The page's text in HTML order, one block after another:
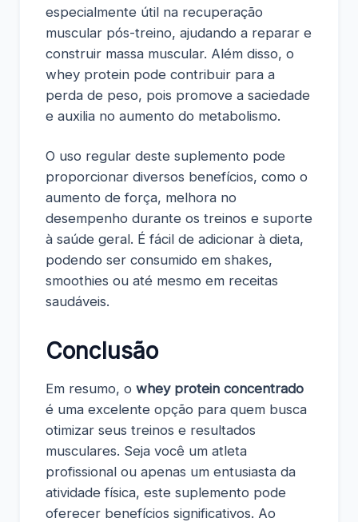
especialmente útil na recuperação
muscular pós-treino, ajudando a reparar e
construir massa muscular. Além disso, o
whey protein pode contribuir para a
perda de peso, pois promove a saciedade
e auxilia no aumento do metabolismo.
O uso regular deste suplemento pode
proporcionar diversos benefícios, como o
aumento de força, melhora no
desempenho durante os treinos e suporte
à saúde geral. É fácil de adicionar à dieta,
podendo ser consumido em shakes,
smoothies ou até mesmo em receitas
saudáveis.
Conclusão
Em resumo, o whey protein concentrado
é uma excelente opção para quem busca
otimizar seus treinos e resultados
musculares. Seja você um atleta
profissional ou apenas um entusiasta da
atividade física, este suplemento pode
oferecer benefícios significativos. Ao